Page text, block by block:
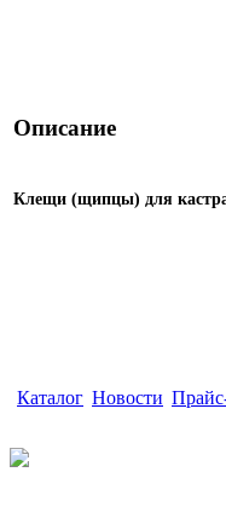
Описание
Клещи (щипцы) для
Каталог Новости